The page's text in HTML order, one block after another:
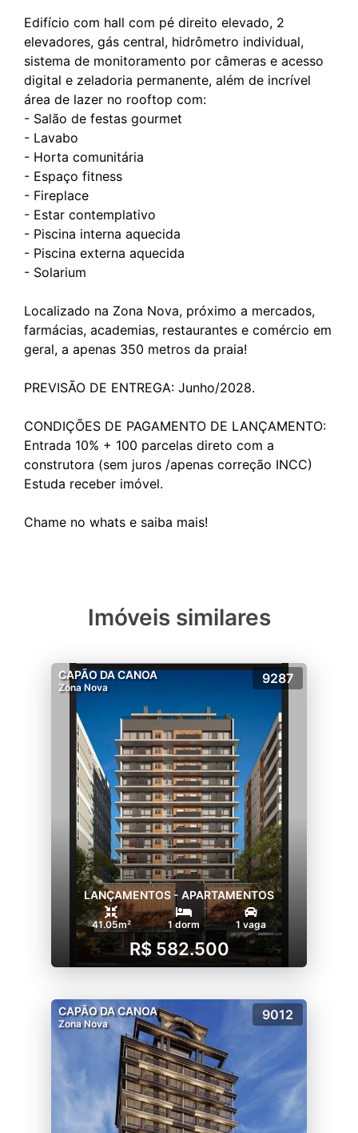
Edifício com hall com pé direito elevado, 2
elevadores, gás central, hidrômetro individual,
sistema de monitoramento por câmeras e acesso
digital e zeladoria permanente, além de incrível
área de lazer no rooftop com:
- Salão de festas gourmet
- Lavabo
- Horta comunitária
- Espaço fitness
- Fireplace
- Estar contemplativo
- Piscina interna aquecida
- Piscina externa aquecida
- Solarium
Localizado na Zona Nova, próximo a mercados,
farmácias, academias, restaurantes e comércio em
geral, a apenas 350 metros da praia!
PREVISÃO DE ENTREGA: Junho/2028.
CONDIÇÕES DE PAGAMENTO DE LANÇAMENTO:
Entrada 10% + 100 parcelas direto com a
construtora (sem juros /apenas correção INCC)
Estuda receber imóvel.
Imóveis similares
CAPÃO DA CANOA
Zona Nova
9287
LANÇAMENTOS - APARTAMENTOS
41.05m² 1 dorm 1 vaga
R$ 582.500
CAPÃO DA CANOA
Zona Nova
9012